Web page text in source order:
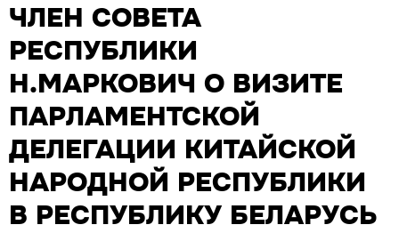
ЧЛЕН СОВЕТА
РЕСПУБЛИКИ
Н.МАРКОВИЧ О ВИЗИТЕ
ПАРЛАМЕНТСКОЙ
ДЕЛЕГАЦИИ КИТАЙСКОЙ
НАРОДНОЙ РЕСПУБЛИКИ
В РЕСПУБЛИКУ БЕЛАРУСЬ